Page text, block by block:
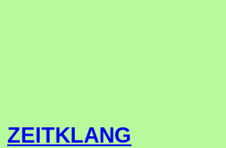
ZEITKLANG